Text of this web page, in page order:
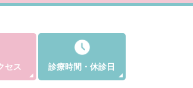
セス 診療時間 ・ 休診日